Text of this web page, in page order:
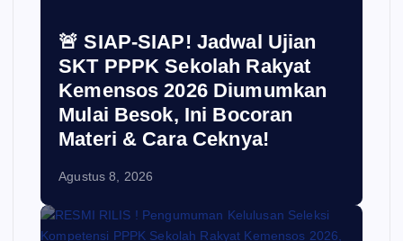
🚨 SIAP-SIAP! Jadwal Ujian
SKT PPPK Sekolah Rakyat
Kemensos 2026 Diumumkan
Mulai Besok, Ini Bocoran
Materi & Cara Ceknya!
Agustus 8, 2026